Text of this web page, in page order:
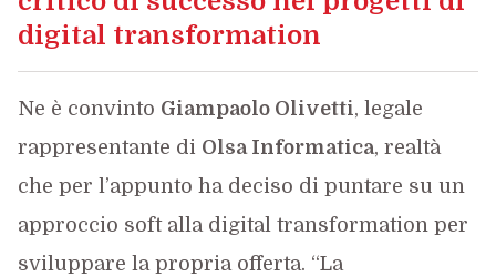
digital transformation
Ne è convinto Giampaolo Olivetti, legale
rappresentante di Olsa Informatica, realtà
che per l’appunto ha deciso di puntare su un
approccio soft alla digital transformation per
sviluppare la propria offerta. “La